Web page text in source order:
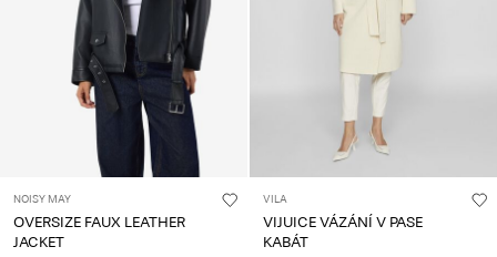
NOISY MAY
OVERSIZE FAUX LEATHER
JACKET
VILA
VIJUICE VÁZÁNÍ V PASE
KABÁT